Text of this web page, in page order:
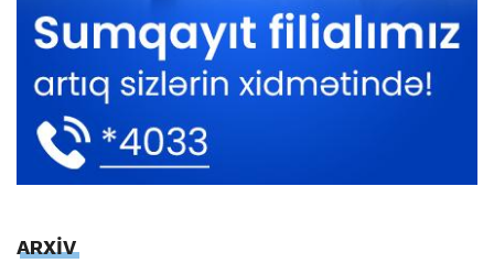
ARXİV